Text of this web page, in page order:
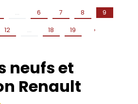
... 6 7 8 9
12 ... 18 19 ›
neufs et
Renault